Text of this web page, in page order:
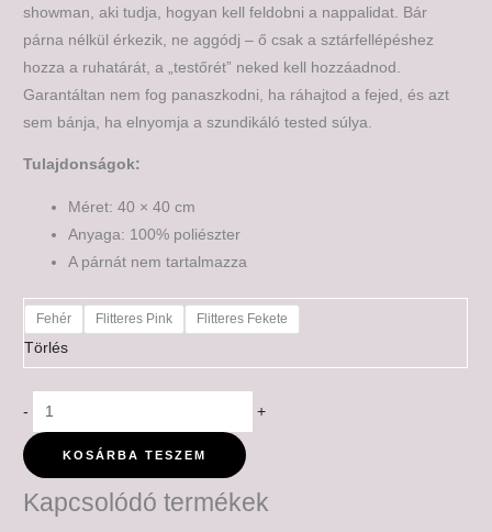
showman, aki tudja, hogyan kell feldobni a nappalidat. Bár
párna nélkül érkezik, ne aggódj – ő csak a sztárfellépéshez
hozza a ruhatárát, a „testőrét” neked kell hozzáadnod.
Garantáltan nem fog panaszkodni, ha ráhajtod a fejed, és azt
sem bánja, ha elnyomja a szundikáló tested súlya.
Tulajdonságok:
Méret: 40 × 40 cm
Anyaga: 100% poliészter
A párnát nem tartalmazza
Fehér Flitteres Pink Flitteres Fekete
Törlés
- +
KOSÁRBA TESZEM
Kapcsolódó termékek